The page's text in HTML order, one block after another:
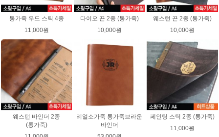
통가죽 우드 스틱 4종
11,000원
다이오 끈 2종 (통가죽)
10,000원
웨스턴 끈 2종 (통가죽)
10,000원
웨스턴 바인더 2종
(통가죽)
리얼소가죽 통가죽브라운
바인더
페인팅 스틱 2종 (통가죽)
11,000원